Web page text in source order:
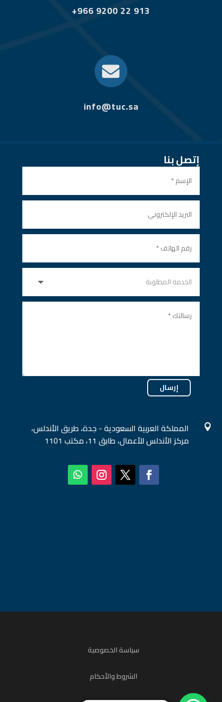
+966 9200 22 913

info@tuc.sa
إتصل بنا
إرسال

المملكة العربية السعودية - جدة، طريق الأندلس،
مركز الأندلس للأعمال، طابق 11، مكتب 1101
سياسة الخصوصية
الشروط والأحكام